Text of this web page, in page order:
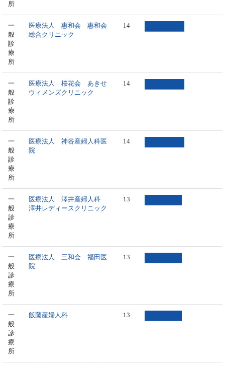
所
一
般
診
療
所
医療法人 惠和会 惠和会
総合クリニック
14
一
般
診
療
所
医療法人 桜花会 あきせ
ウィメンズクリニック
14
一
般
診
療
所
医療法人 神谷産婦人科医
院
14
一
般
診
療
所
医療法人 澤井産婦人科
澤井レディースクリニック
13
一
般
診
療
所
医療法人 三和会 福田医
院
13
一
般
診
療
所
飯藤産婦人科 13